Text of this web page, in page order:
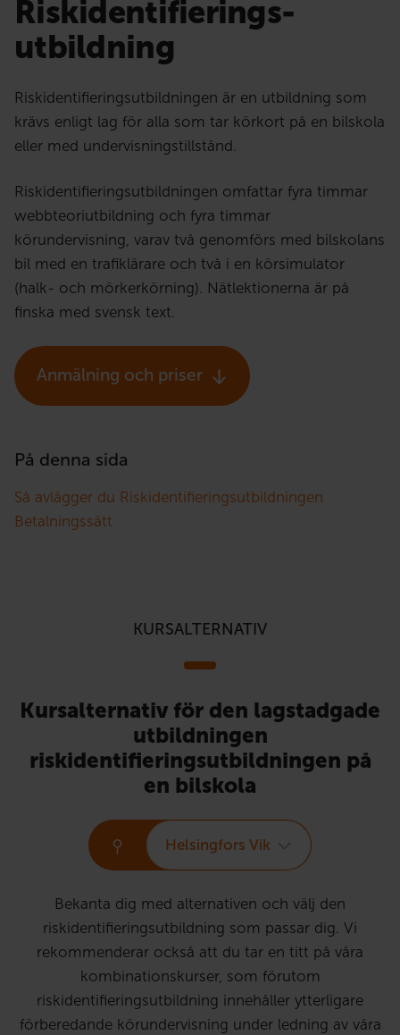
Riskidentifierings­
utbildning
Riskidentifieringsutbildningen är en utbildning som
krävs enligt lag för alla som tar körkort på en bilskola
eller med undervisningstillstånd.
Riskidentifieringsutbildningen omfattar fyra timmar
webbteoriutbildning och fyra timmar
körundervisning, varav två genomförs med bilskolans
bil med en trafiklärare och två i en körsimulator
(halk- och mörkerkörning). Nätlektionerna är på
finska med svensk text.
Anmälning och priser
På denna sida
Så avlägger du Riskidentifieringsutbildningen
Betalningssätt
KURSALTERNATIV
Kursalternativ för den lagstadgade
utbildningen
riskidentifieringsutbildningen på
en bilskola
Helsingfors Vik
Bekanta dig med alternativen och välj den
riskidentifieringsutbildning som passar dig. Vi
rekommenderar också att du tar en titt på våra
kombinationskurser, som förutom
riskidentifieringsutbildning innehåller ytterligare
förberedande körundervisning under ledning av våra